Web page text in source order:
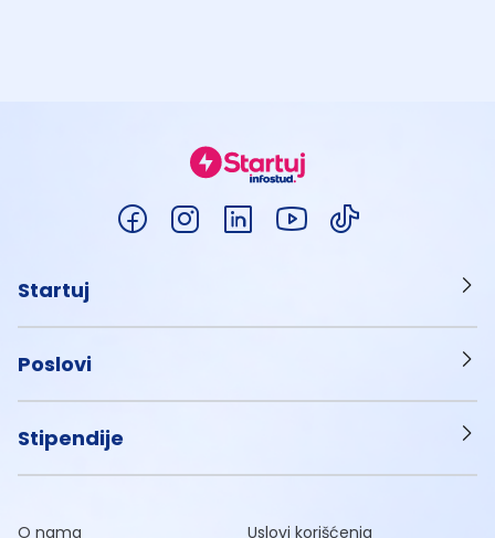
Startuj
Poslovi
Stipendije
O nama Uslovi korišćenja